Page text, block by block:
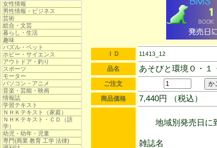
女性情報
男性情報・ビジネス
芸術
総合・文芸
暮らし・生活
趣味
パズル・ペット
ホビー・サイエンス
アウトドア・釣り
スポーツ
モーター
パソコン・アニメ
音楽・芸能・映画
情報誌
学習テキスト
ＮＨＫテキスト（家庭）
ＮＨＫテキスト・ＣＤ（語
学）
幼児・幼年・児童
専門(商業 教育 工学 法律)
ＩＤ 11413_12
品名 あそびと環境０・
ご注文
商品価格 7,440円 （税込）
地域別発売日に
雑誌名